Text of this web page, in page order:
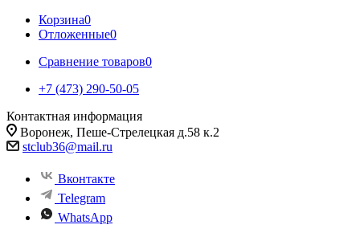
Корзина0
Отложенные0
Сравнение товаров0
+7 (473) 290-50-05
Контактная информация
Воронеж, Пеше-Стрелецкая д.58 к.2
stclub36@mail.ru
Вконтакте
Telegram
WhatsApp